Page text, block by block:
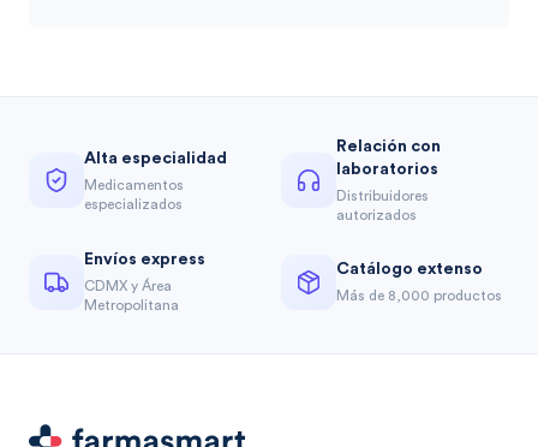
Alta especialidad
Medicamentos
especializados
Relación con
laboratorios
Distribuidores
autorizados
Envíos express
CDMX y Área
Metropolitana
Catálogo extenso
Más de 8,000 productos